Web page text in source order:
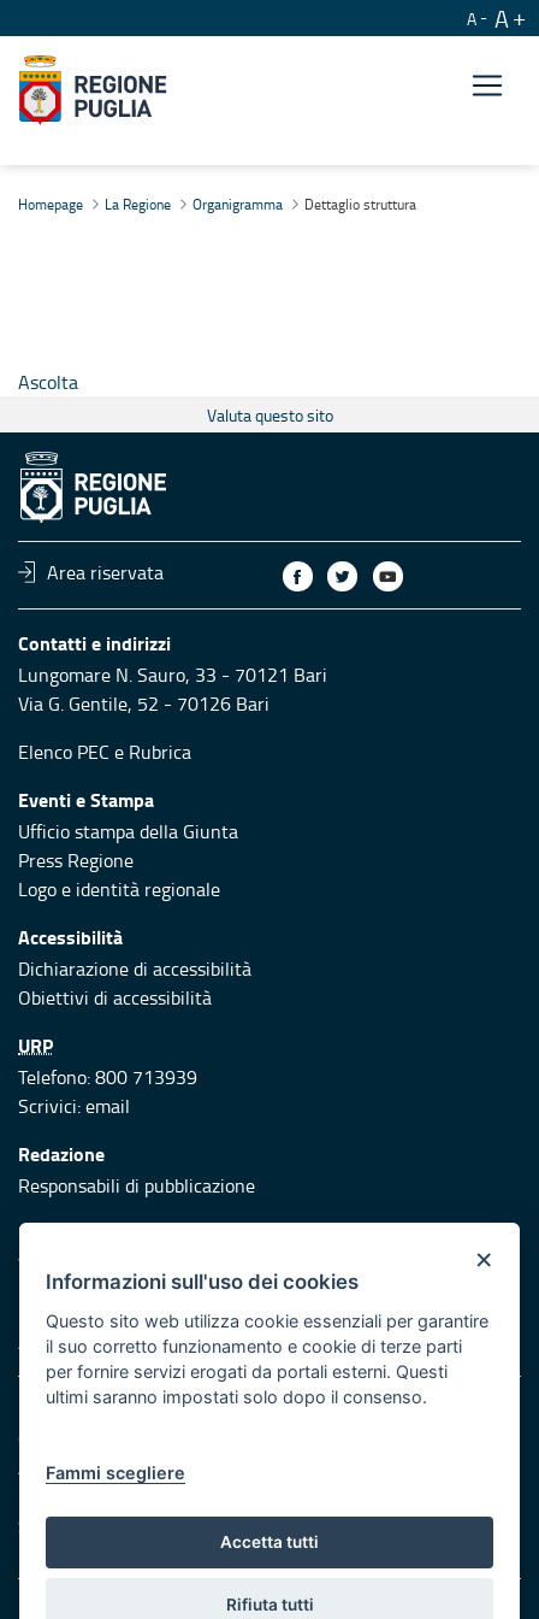
A A
Homepage La Regione Organigramma Dettaglio struttura
Ascolta
Valuta questo sito
Area riservata
Contatti e indirizzi
Lungomare N. Sauro, 33 - 70121 Bari
Via G. Gentile, 52 - 70126 Bari
Elenco PEC e Rubrica
Eventi e Stampa
Ufficio stampa della Giunta
Press Regione
Logo e identità regionale
Accessibilità
Dichiarazione di accessibilità
Obiettivi di accessibilità
URP
Telefono: 800 713939
Scrivici:email
Redazione
Responsabili di pubblicazione
Protezione civile
Vai al sito di Protezione Civile Puglia
Iniziativa finanziata con risorse del POR Puglia 2014/2020 -
Asse XI
Note legali
Cookie e privacy
Atti di notifica
Servizi Intranet
© Regione Puglia
×
Informazioni sull'uso dei cookies
Questo sito web utilizza cookie essenziali per garantire
il suo corretto funzionamento e cookie di terze parti
per fornire servizi erogati da portali esterni. Questi
ultimi saranno impostati solo dopo il consenso.
Fammi scegliere
Accetta tutti
Rifiuta tutti